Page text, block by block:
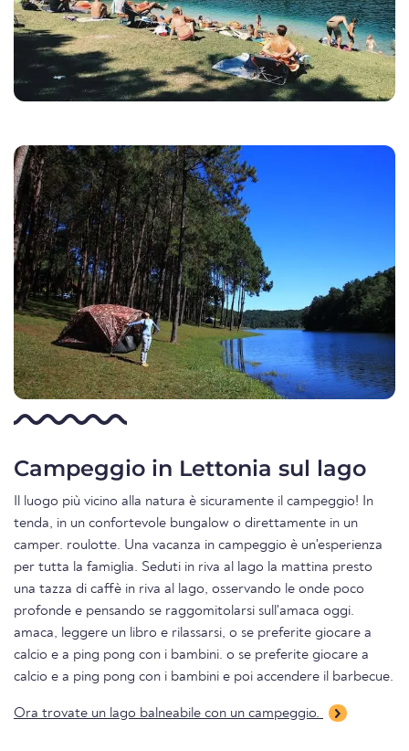
Campeggio in Lettonia sul lago
Il luogo più vicino alla natura è sicuramente il campeggio! In
tenda, in un confortevole bungalow o direttamente in un
camper. roulotte. Una vacanza in campeggio è un'esperienza
per tutta la famiglia. Seduti in riva al lago la mattina presto
una tazza di caffè in riva al lago, osservando le onde poco
profonde e pensando se raggomitolarsi sull'amaca oggi.
amaca, leggere un libro e rilassarsi, o se preferite giocare a
calcio e a ping pong con i bambini. o se preferite giocare a
calcio e a ping pong con i bambini e poi accendere il barbecue.
Ora trovate un lago balneabile con un campeggio.